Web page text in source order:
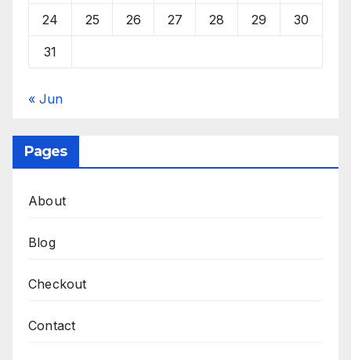
24 25 26 27 28 29 30
31
« Jun
Pages
About
Blog
Checkout
Contact